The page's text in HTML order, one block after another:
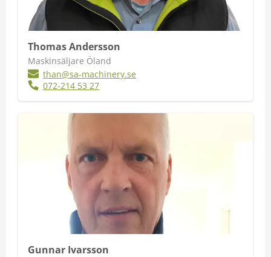
Thomas Andersson
Maskinsäljare Öland
than@sa-machinery.se
​072-214 53 27
Gunnar Ivarsson